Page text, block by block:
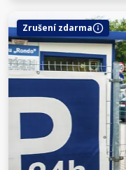
Zrušení zdarma